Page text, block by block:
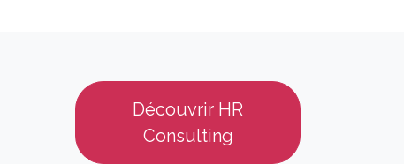
Découvrir HR
Consulting​